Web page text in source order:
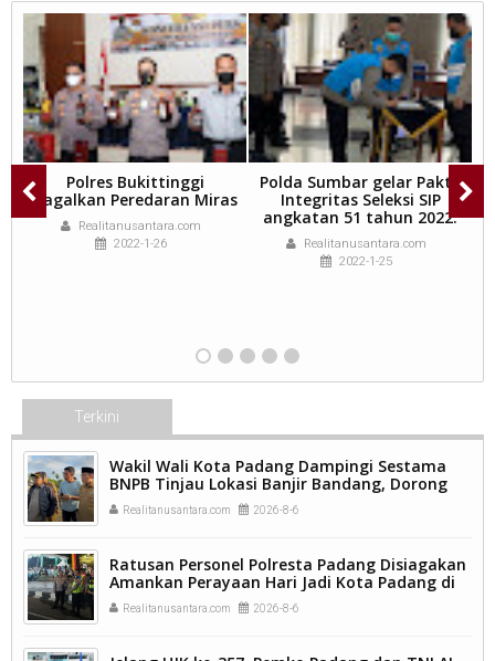
Polres Bukittinggi
Gagalkan Peredaran Miras
Realitanusantara.com
2022-1-26
Polda Sumbar gelar Pakta
Integritas Seleksi SIP
angkatan 51 tahun 2022.
Realitanusantara.com
2022-1-25
Terkini
Wakil Wali Kota Padang Dampingi Sestama
BNPB Tinjau Lokasi Banjir Bandang, Dorong
Percepatan Penanganan Pascabencana.
Realitanusantara.com 2026-8-6
Ratusan Personel Polresta Padang Disiagakan
Amankan Perayaan Hari Jadi Kota Padang di
Kawasan Pantai Padang.
Realitanusantara.com 2026-8-6